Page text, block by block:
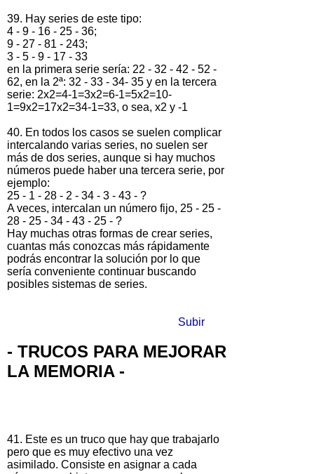
39. Hay series de este tipo:
4 - 9 - 16 - 25 - 36;
9 - 27 - 81 - 243;
3 - 5 - 9 - 17 - 33
en la primera serie sería: 22 - 32 - 42 - 52 -
62, en la 2ª: 32 - 33 - 34- 35 y en la tercera
serie: 2x2=4-1=3x2=6-1=5x2=10-
1=9x2=17x2=34-1=33, o sea, x2 y -1
40. En todos los casos se suelen complicar
intercalando varias series, no suelen ser
más de dos series, aunque si hay muchos
números puede haber una tercera serie, por
ejemplo:
25 - 1 - 28 - 2 - 34 - 3 - 43 - ?
A veces, intercalan un número fijo, 25 - 25 -
28 - 25 - 34 - 43 - 25 - ?
Hay muchas otras formas de crear series,
cuantas más conozcas más rápidamente
podrás encontrar la solución por lo que
sería conveniente continuar buscando
posibles sistemas de series.
Subir
- TRUCOS PARA MEJORAR
LA MEMORIA -
41. Este es un truco que hay que trabajarlo
pero que es muy efectivo una vez
asimilado. Consiste en asignar a cada